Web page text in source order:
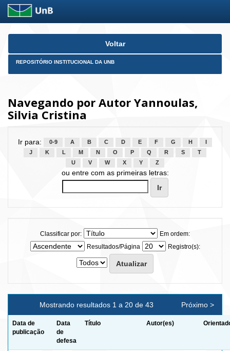
Skip
Voltar
REPOSITÓRIO INSTITUCIONAL DA UNB
Navegando por Autor Yannoulas,
Silvia Cristina
Ir para: 0-9 A B C D E F G H
J
K L M N O P Q R S
T
U
V W X Y Z
ou entre com as primeiras letras:
Classificar por:
Em ordem:
Resultados/Página
Registro(s):
Mostrando resultados 1 a 20 de 43 Próximo >
Data de
publicação
Data
de
defesa
Título Autor(es)